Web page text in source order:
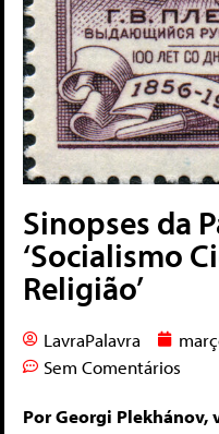
Sinopses da
‘Socialismo
Religião’
LavraPalavra
Sem Comentários
Por Georgi Plekhánov,